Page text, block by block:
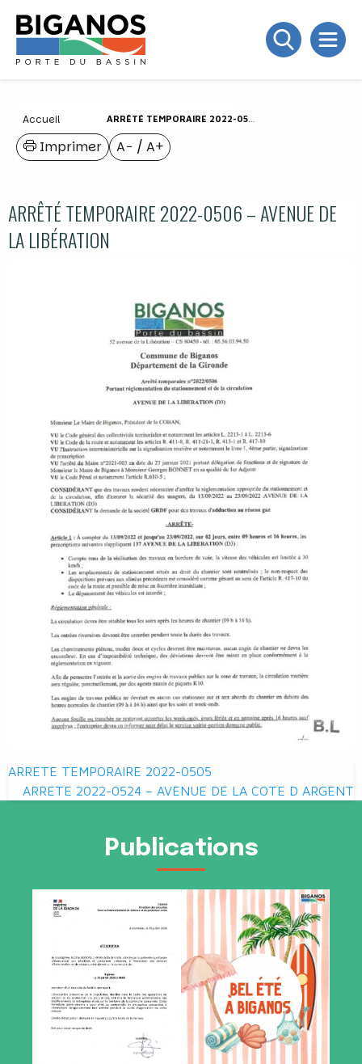
Accueil ARRÊTÉ TEMPORAIRE 2022-0506 – AVENUE DE LA LIBÉRATION
A− / A+
Imprimer
ARRÊTÉ TEMPORAIRE 2022-0506 – AVENUE DE
LA LIBÉRATION
Navigation
de
ARRETE TEMPORAIRE 2022-0505
ARRETE 2022-0524 – AVENUE DE LA COTE D ARGENT
Publications